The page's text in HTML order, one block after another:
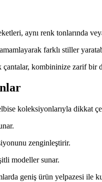
aynı renk tonlarında
farklı stiller
çantalar, kombininize zarif bir
koleksiyonlarıyla dikkat
zenginleştirir.
modeller sunar.
geniş ürün yelpazesi ile